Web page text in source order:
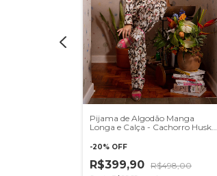
Pijama de Algodão Manga
Longa e Calça - Cachorro Husky
-20% OFF
R$399,90 R$498,00